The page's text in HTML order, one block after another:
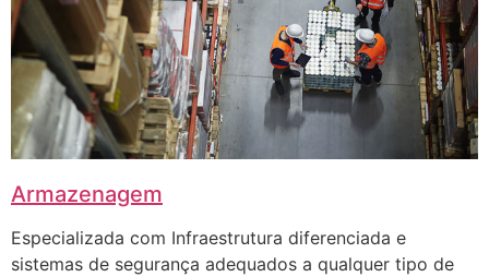
Armazenagem
Especializada com Infraestrutura diferenciada e
sistemas de segurança adequados a qualquer tipo de